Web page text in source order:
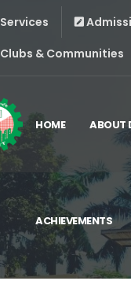
Services
Clubs & Communities
HOME ABOUT
ACHIEVEMENTS